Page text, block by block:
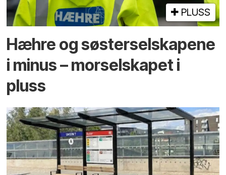
PLUSS
Hæhre og søster­selskapene
i minus – mor­selskapet i
pluss